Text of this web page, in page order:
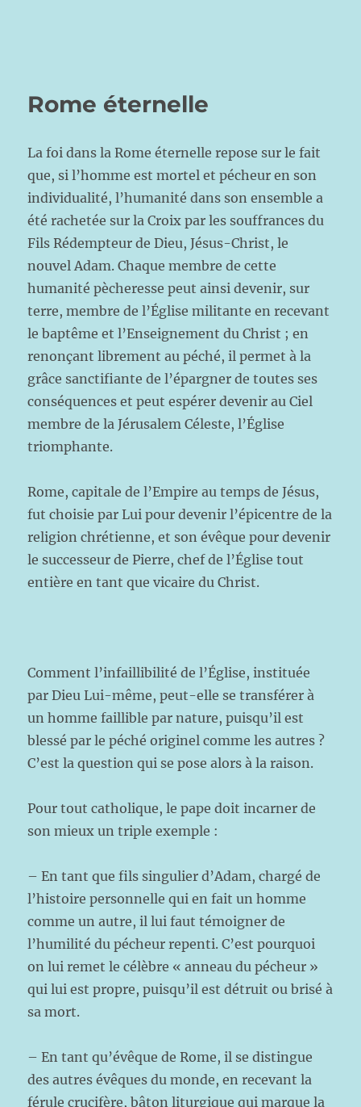
Rome éternelle
La foi dans la Rome éternelle repose sur le fait
que, si l’homme est mortel et pécheur en son
individualité, l’humanité dans son ensemble a
été rachetée sur la Croix par les souffrances du
Fils Rédempteur de Dieu, Jésus-Christ, le
nouvel Adam. Chaque membre de cette
humanité pècheresse peut ainsi devenir, sur
terre, membre de l’Église militante en recevant
le baptême et l’Enseignement du Christ ; en
renonçant librement au péché, il permet à la
grâce sanctifiante de l’épargner de toutes ses
conséquences et peut espérer devenir au Ciel
membre de la Jérusalem Céleste, l’Église
triomphante.
Rome, capitale de l’Empire au temps de Jésus,
fut choisie par Lui pour devenir l’épicentre de la
religion chrétienne, et son évêque pour devenir
le successeur de Pierre, chef de l’Église tout
entière en tant que vicaire du Christ.
Comment l’infaillibilité de l’Église, instituée
par Dieu Lui-même, peut-elle se transférer à
un homme faillible par nature, puisqu’il est
blessé par le péché originel comme les autres ?
C’est la question qui se pose alors à la raison.
Pour tout catholique, le pape doit incarner de
son mieux un triple exemple :
– En tant que fils singulier d’Adam, chargé de
l’histoire personnelle qui en fait un homme
comme un autre, il lui faut témoigner de
l’humilité du pécheur repenti. C’est pourquoi
on lui remet le célèbre « anneau du pécheur »
qui lui est propre, puisqu’il est détruit ou brisé à
sa mort.
– En tant qu’évêque de Rome, il se distingue
des autres évêques du monde, en recevant la
férule crucifère, bâton liturgique qui marque la